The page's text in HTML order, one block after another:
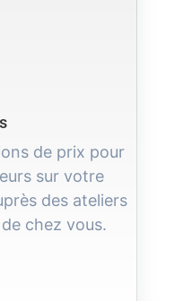
de prix pour
sur votre
des ateliers
chez vous.